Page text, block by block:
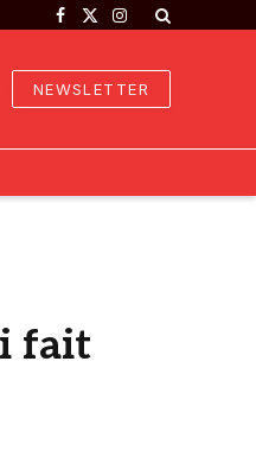
Facebook
X
Instagram
NEWSLETTER
fait